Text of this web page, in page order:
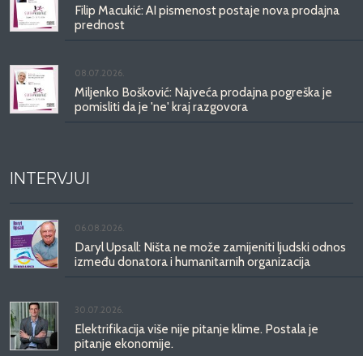
Filip Macukić: AI pismenost postaje nova prodajna
prednost
08.07.2026.
Miljenko Bošković: Najveća prodajna pogreška je
pomisliti da je 'ne' kraj razgovora
INTERVJUI
06.08.2026.
Daryl Upsall: Ništa ne može zamijeniti ljudski odnos
između donatora i humanitarnih organizacija
30.07.2026.
Elektrifikacija više nije pitanje klime. Postala je
pitanje ekonomije.